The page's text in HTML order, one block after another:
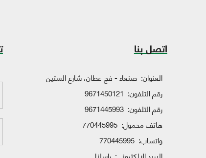
اتصل بنا
العنوان: صنعاء - فج عطان، شارع الستين
رقم التلفون: 9671450121
رقم التلفون: 9671445993
هاتف محمول: 770445995
واتساب: 770445995